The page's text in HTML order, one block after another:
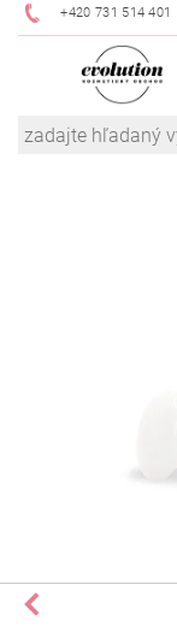
+420 731 514 401